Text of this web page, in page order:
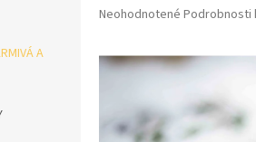
A
Priemerné
je
hviezdičiek.
Neohodnotené Podrobnosti